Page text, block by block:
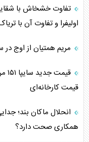
تفاوت خشخاش با شقایق
اولیفرا و تفاوت آن با
مریم همتیان از اوج در
قیمت کارخانه‌ای
انحلال ماکان بند؛
همکاری صحت دارد؟